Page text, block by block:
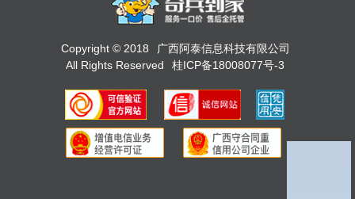
Copyright © 2018
广西阿泰信息科技有限公司
All Rights Reserved
桂ICP备18008077号-3